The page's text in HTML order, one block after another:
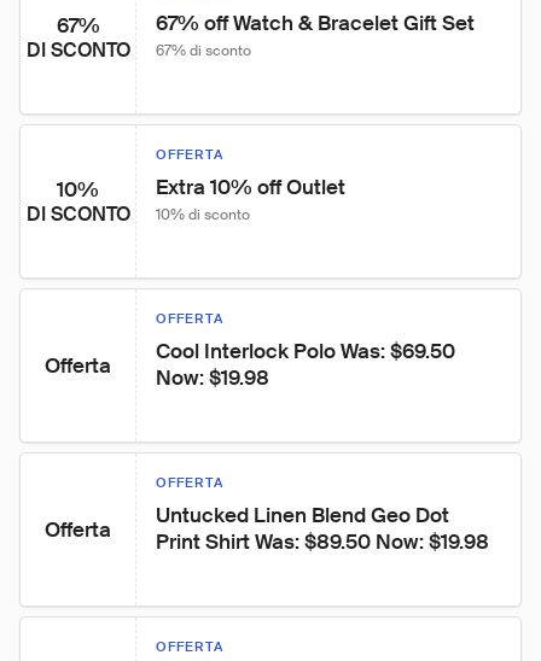
67%
DI SCONTO
67% off Watch & Bracelet Gift Set
67% di sconto
10%
DI SCONTO
OFFERTA
Extra 10% off Outlet
10% di sconto
Offerta
OFFERTA
Cool Interlock Polo Was: $69.50
Now: $19.98
Offerta
OFFERTA
Untucked Linen Blend Geo Dot
Print Shirt Was: $89.50 Now: $19.98
OFFERTA